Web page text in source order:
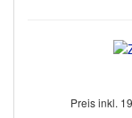
Preis inkl.